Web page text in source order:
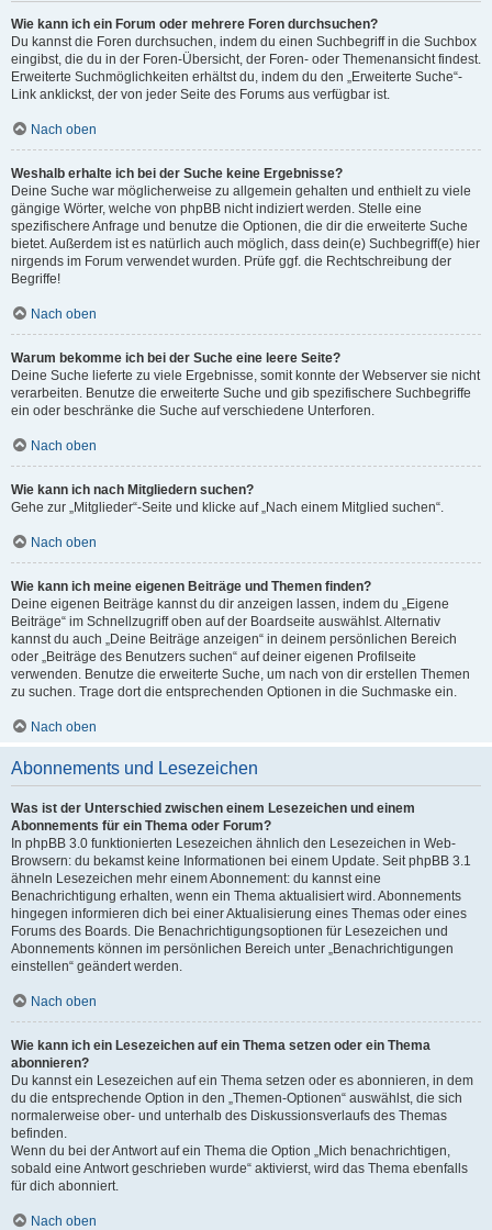
Wie kann ich ein Forum oder mehrere Foren durchsuchen?
Du kannst die Foren durchsuchen, indem du einen Suchbegriff in die Suchbox
eingibst, die du in der Foren-Übersicht, der Foren- oder Themenansicht findest.
Erweiterte Suchmöglichkeiten erhältst du, indem du den „Erweiterte Suche“-
Link anklickst, der von jeder Seite des Forums aus verfügbar ist.
Nach oben
Weshalb erhalte ich bei der Suche keine Ergebnisse?
Deine Suche war möglicherweise zu allgemein gehalten und enthielt zu viele
gängige Wörter, welche von phpBB nicht indiziert werden. Stelle eine
spezifischere Anfrage und benutze die Optionen, die dir die erweiterte Suche
bietet. Außerdem ist es natürlich auch möglich, dass dein(e) Suchbegriff(e) hier
nirgends im Forum verwendet wurden. Prüfe ggf. die Rechtschreibung der
Begriffe!
Nach oben
Warum bekomme ich bei der Suche eine leere Seite?
Deine Suche lieferte zu viele Ergebnisse, somit konnte der Webserver sie nicht
verarbeiten. Benutze die erweiterte Suche und gib spezifischere Suchbegriffe
ein oder beschränke die Suche auf verschiedene Unterforen.
Nach oben
Wie kann ich nach Mitgliedern suchen?
Gehe zur „Mitglieder“-Seite und klicke auf „Nach einem Mitglied suchen“.
Nach oben
Wie kann ich meine eigenen Beiträge und Themen finden?
Deine eigenen Beiträge kannst du dir anzeigen lassen, indem du „Eigene
Beiträge“ im Schnellzugriff oben auf der Boardseite auswählst. Alternativ
kannst du auch „Deine Beiträge anzeigen“ in deinem persönlichen Bereich
oder „Beiträge des Benutzers suchen“ auf deiner eigenen Profilseite
verwenden. Benutze die erweiterte Suche, um nach von dir erstellen Themen
zu suchen. Trage dort die entsprechenden Optionen in die Suchmaske ein.
Nach oben
Abonnements und Lesezeichen
Was ist der Unterschied zwischen einem Lesezeichen und einem
Abonnements für ein Thema oder Forum?
In phpBB 3.0 funktionierten Lesezeichen ähnlich den Lesezeichen in Web-
Browsern: du bekamst keine Informationen bei einem Update. Seit phpBB 3.1
ähneln Lesezeichen mehr einem Abonnement: du kannst eine
Benachrichtigung erhalten, wenn ein Thema aktualisiert wird. Abonnements
hingegen informieren dich bei einer Aktualisierung eines Themas oder eines
Forums des Boards. Die Benachrichtigungsoptionen für Lesezeichen und
Abonnements können im persönlichen Bereich unter „Benachrichtigungen
einstellen“ geändert werden.
Nach oben
Wie kann ich ein Lesezeichen auf ein Thema setzen oder ein Thema
abonnieren?
Du kannst ein Lesezeichen auf ein Thema setzen oder es abonnieren, in dem
du die entsprechende Option in den „Themen-Optionen“ auswählst, die sich
normalerweise ober- und unterhalb des Diskussionsverlaufs des Themas
befinden.
Wenn du bei der Antwort auf ein Thema die Option „Mich benachrichtigen,
sobald eine Antwort geschrieben wurde“ aktivierst, wird das Thema ebenfalls
für dich abonniert.
Nach oben